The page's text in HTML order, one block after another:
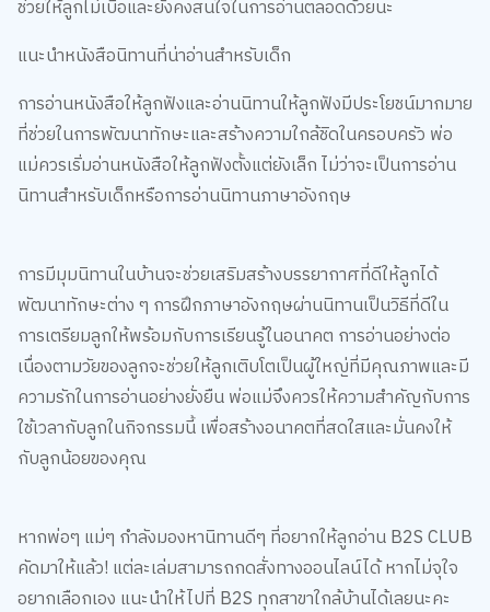
ที่ช่วยในการพัฒนาทักษะและสร้างความใกล้ชิดในครอบครัว พ่อ
แม่ควรเริ่มอ่านหนังสือให้ลูกฟังตั้งแต่ยังเล็ก ไม่ว่าจะเป็นการอ่าน
นิทานสำหรับเด็กหรือการอ่านนิทานภาษาอังกฤษ
พัฒนาทักษะต่าง ๆ การฝึกภาษาอังกฤษผ่านนิทานเป็นวิธีที่ดีใน
การเตรียมลูกให้พร้อมกับการเรียนรู้ในอนาคต การอ่านอย่างต่อ
เนื่องตามวัยของลูกจะช่วยให้ลูกเติบโตเป็นผู้ใหญ่ที่มีคุณภาพและมี
ความรักในการอ่านอย่างยั่งยืน พ่อแม่จึงควรให้ความสำคัญกับการ
ใช้เวลากับลูกในกิจกรรมนี้ เพื่อสร้างอนาคตที่สดใสและมั่นคงให้
กับลูกน้อยของคุณ
คัดมาให้แล้ว! แต่ละเล่มสามารถกดสั่งทางออนไลน์ได้ หากไม่จุใจ
อยากเลือกเอง แนะนำให้ไปที่ B2S ทุกสาขาใกล้บ้านได้เลยนะคะ